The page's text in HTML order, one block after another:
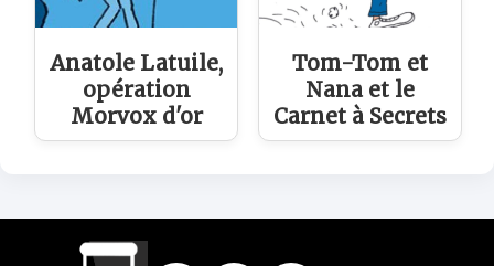
Anatole Latuile,
opération
Morvox d'or
Tom-Tom et
Nana et le
Carnet à Secrets